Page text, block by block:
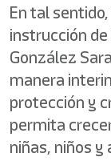
En tal
instrucción
González
manera
protección y
permita
niñas, niños